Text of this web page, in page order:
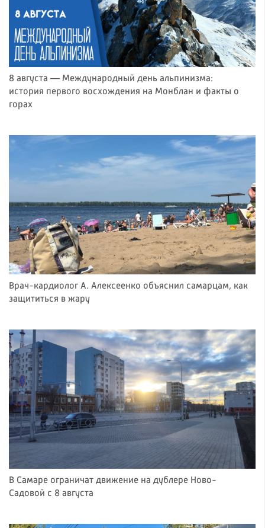
8 августа — Международный день альпинизма:
история первого восхождения на Монблан и факты о
горах
Врач-кардиолог А. Алексеенко объяснил самарцам, как
защититься в жару
В Самаре ограничат движение на дублере Ново-
Садовой с 8 августа